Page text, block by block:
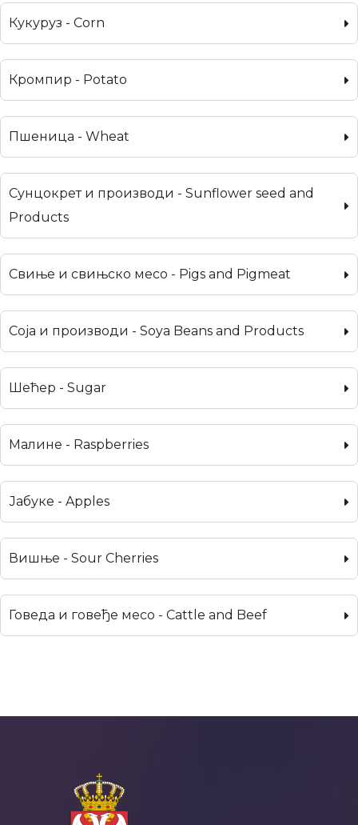
Кукуруз - Corn
Кромпир - Potato
Пшеница - Wheat
Сунцокрет и производи - Sunflower seed and
Products
Свиње и свињско месо - Pigs and Pigmeat
Соја и производи - Soya Beans and Products
Шећер - Sugar
Малине - Raspberries
Јабуке - Apples
Вишње - Sour Cherries
Говеда и говеђе месо - Cattle and Beef